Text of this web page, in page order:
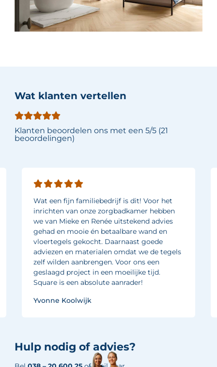
Wat klanten vertellen
Klanten beoordelen ons met een 5/5 (21
beoordelingen)
Wat een fijn familiebedrijf is dit! Voor het
inrichten van onze zorgbadkamer hebben
we van Mieke en Renée uitstekend advies
gehad en mooie én betaalbare wand en
vloertegels gekocht. Daarnaast goede
adviezen en materialen omdat we de tegels
zelf wilden aanbrengen. Voor ons een
geslaagd project in een moeilijke tijd.
Square is een absolute aanrader!
Yvonne Koolwijk
Hulp nodig of advies?